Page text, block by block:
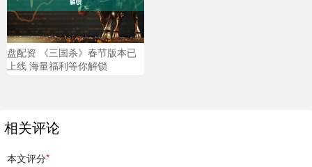
盘配资 《三国杀》春节版本已
上线 海量福利等你解锁
相关评论
本文评分*